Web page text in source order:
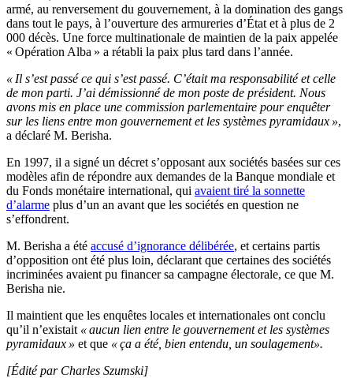
armé, au renversement du gouvernement, à la domination des gangs
dans tout le pays, à l’ouverture des armureries d’État et à plus de 2
000 décès. Une force multinationale de maintien de la paix appelée
« Opération Alba » a rétabli la paix plus tard dans l’année.
« Il s’est passé ce qui s’est passé. C’était ma responsabilité et celle
de mon parti. J’ai démissionné de mon poste de président. Nous
avons mis en place une commission parlementaire pour enquêter
sur les liens entre mon gouvernement et les systèmes pyramidaux »,
a déclaré M. Berisha.
En 1997, il a signé un décret s’opposant aux sociétés basées sur ces
modèles afin de répondre aux demandes de la Banque mondiale et
du Fonds monétaire international, qui avaient tiré la sonnette
d’alarme plus d’un an avant que les sociétés en question ne
s’effondrent.
M. Berisha a été accusé d’ignorance délibérée, et certains partis
d’opposition ont été plus loin, déclarant que certaines des sociétés
incriminées avaient pu financer sa campagne électorale, ce que M.
Berisha nie.
Il maintient que les enquêtes locales et internationales ont conclu
qu’il n’existait « aucun lien entre le gouvernement et les systèmes
pyramidaux » et que « ça a été, bien entendu, un soulagement».
[Édité par Charles Szumski]